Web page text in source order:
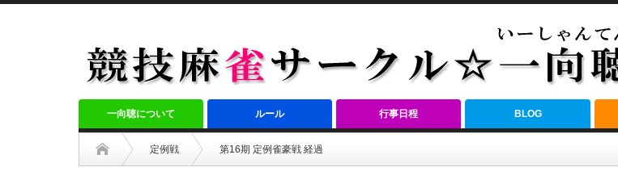
一向聴について ルール 行事日程 BLOG
定例戦 第16期 定例雀豪戦 経過